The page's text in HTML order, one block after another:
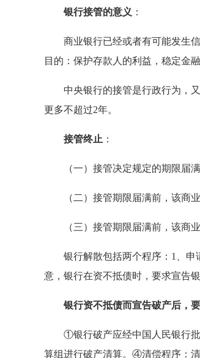
银行接管的意义 ：
商业银行已经或者有可能发生信
目的：保护存款人的利益，稳定金
中央银行的接管是行政行为，又
更多不超过2年。
接管终止 ：
（一）接管决定规定的期限届满
（二）接管期限届满前，该商业
（三）接管期限届满前，该商业
银行解散包括两个程序：1、申
意，银行在资不抵债时，要求宣告
银行资不抵债而宣告破产后，
①银行破产应经中国人民银行批
算组进行破产清算。④清偿程序：